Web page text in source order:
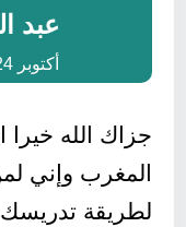
عبد
أكتوبر 24, 2025 الساعة 6:15 م
جزاك الله خيرا
المغرب وإني
لطريقة تدريسك